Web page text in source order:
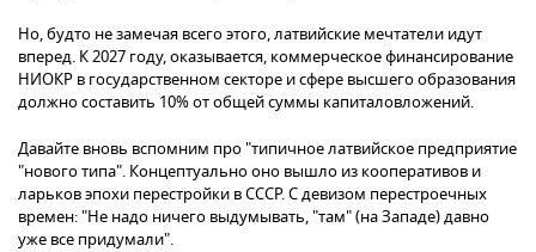
Но, будто не замечая всего этого, латвийские мечтатели идут
вперед. К 2027 году, оказывается, коммерческое финансирование
НИОКР в государственном секторе и сфере высшего образования
должно составить 10% от общей суммы капиталовложений.
Давайте вновь вспомним про "типичное латвийское предприятие
"нового типа". Концептуально оно вышло из кооперативов и
ларьков эпохи перестройки в СССР. С девизом перестроечных
времен: "Не надо ничего выдумывать, "там" (на Западе) давно
уже все придумали".